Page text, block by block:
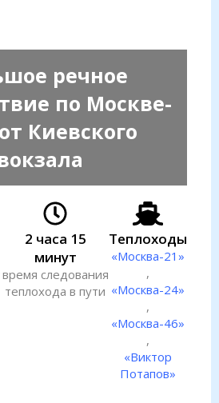
речное
по Москве-
Киевского
2 часа 15
минут
время следования
теплохода в пути
Теплоходы
«Москва-21»
,
«Москва-24»
,
«Москва-46»
,
«Виктор
Потапов»